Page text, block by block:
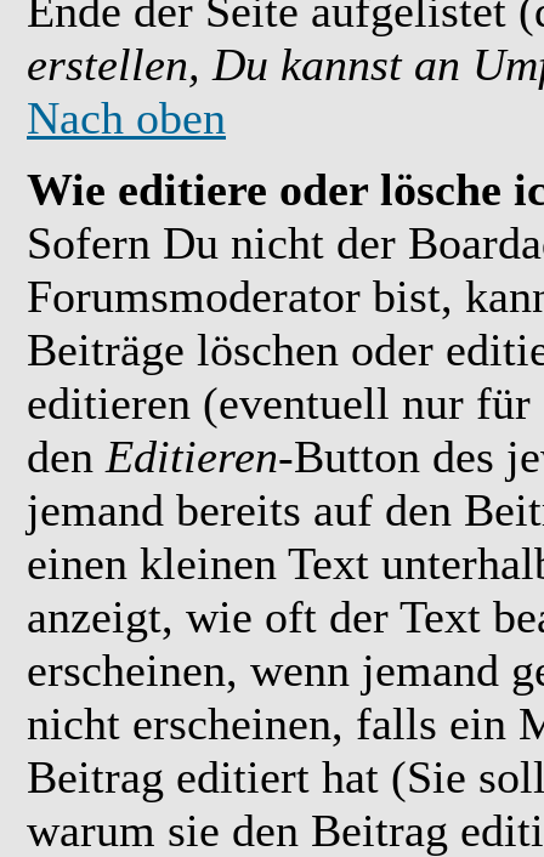
Ende der Seite aufgelistet
erstellen, Du kannst an
Nach oben
Wie editiere oder lösche
Sofern Du nicht der
Forumsmoderator bist,
Beiträge löschen oder
editieren (eventuell nur
den Editieren-Button des
jemand bereits auf den
einen kleinen Text
anzeigt, wie oft der Text
erscheinen, wenn jemand
nicht erscheinen, falls ein
Beitrag editiert hat (Sie
warum sie den Beitrag